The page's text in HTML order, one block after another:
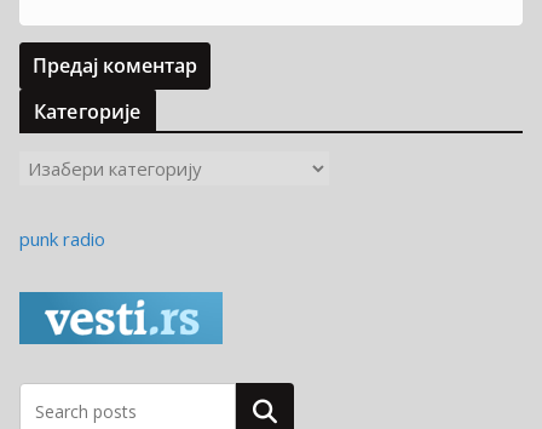
Категорије
е
р
punk radio
Pretraga